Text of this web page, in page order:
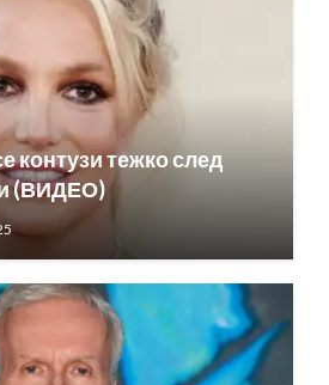
контузи тежко след
(ВИДЕО)